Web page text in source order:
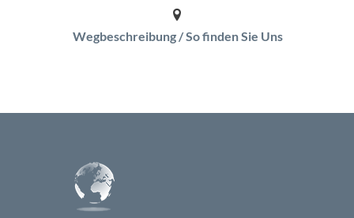
Wegbeschreibung / So finden Sie Uns